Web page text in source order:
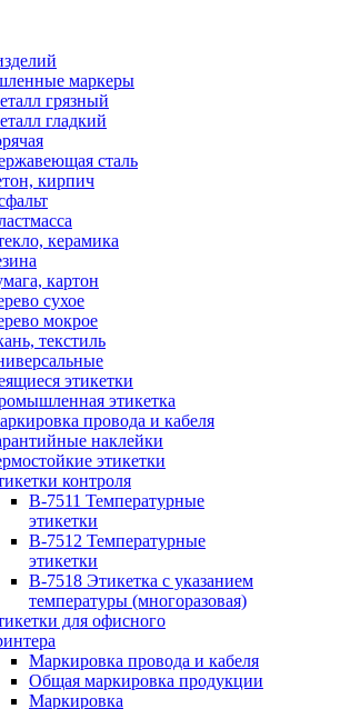
маркеры
грязный
гладкий
сталь
кирпич
керамика
картон
сухое
мокрое
текстиль
этикетки
этикетка
провода и кабеля
наклейки
этикетки
контроля
B-7511 Температурные
этикетки
B-7512 Температурные
этикетки
B-7518 Этикетка с указанием
температуры (многоразовая)
для офисного
Маркировка провода и кабеля
Общая маркировка продукции
Маркировка